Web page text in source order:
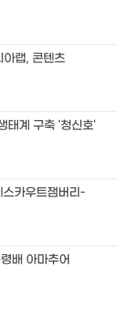
아랩, 콘텐츠
태계 구축 '청신호'
카우트잼버리-
배 아마추어